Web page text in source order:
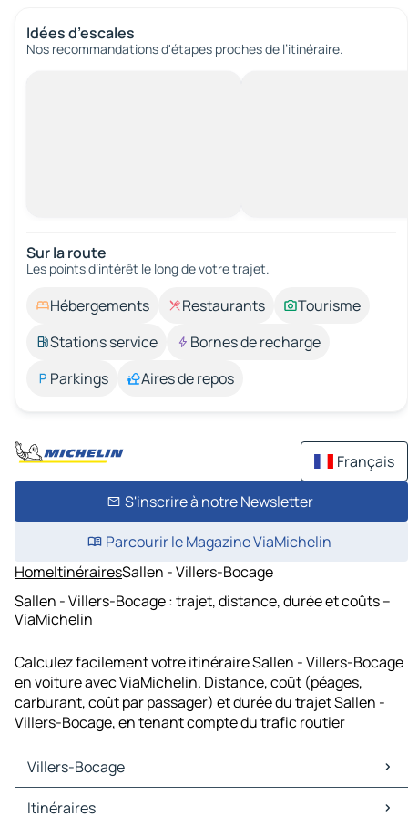
Idées d’escales
Nos recommandations d'étapes proches de l’itinéraire.
Sur la route
Les points d’intérêt le long de votre trajet.
Hébergements Restaurants
Tourisme
Stations service
Bornes de recharge
Parkings
Aires de repos
Français
S'inscrire à notre Newsletter
Parcourir le Magazine ViaMichelin
HomeItinérairesSallen - Villers-Bocage
Sallen - Villers-Bocage : trajet, distance, durée et coûts –
ViaMichelin
Calculez facilement votre itinéraire Sallen - Villers-Bocage
en voiture avec ViaMichelin. Distance, coût (péages,
carburant, coût par passager) et durée du trajet Sallen -
Villers-Bocage, en tenant compte du trafic routier
Villers-Bocage
Villers-Bocage Cartes et plans
Itinéraires